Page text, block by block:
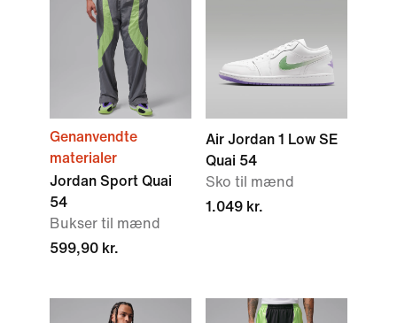
Genanvendte
materialer
Jordan Sport Quai
54
Bukser til mænd
599,90 kr.
Air Jordan 1 Low SE
Quai 54
Sko til mænd
1.049 kr.